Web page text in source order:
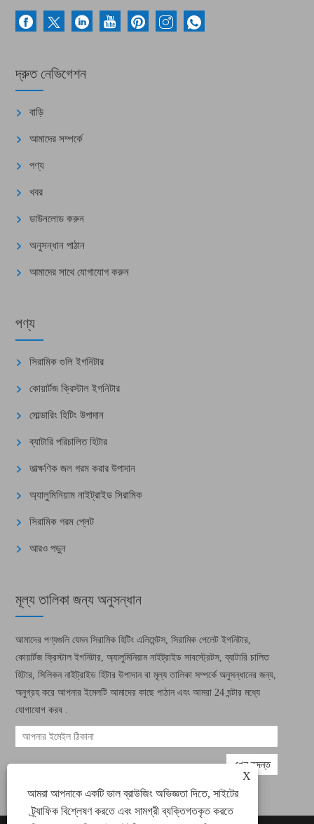
X
আমরা আপনাকে একটি ভাল ব্রাউজিং অভিজ্ঞতা দিতে, সাইটের
ট্র্যাফিক বিশ্লেষণ করতে এবং সামগ্রী ব্যক্তিগতকৃত করতে
দ্রুত নেভিগেশন
বাড়ি
আমাদের সম্পর্কে
পণ্য
খবর
ডাউনলোড করুন
অনুসন্ধান পাঠান
আমাদের সাথে যোগাযোগ করুন
পণ্য
সিরামিক গুলি ইগনিটার
কোয়ার্টজ ক্রিস্টাল ইগনিটার
সোল্ডারিং হিটিং উপাদান
ব্যাটারি পরিচালিত হিটার
তাত্ক্ষণিক জল গরম করার উপাদান
অ্যালুমিনিয়াম নাইট্রাইড সিরামিক
সিরামিক গরম প্লেট
আরও পড়ুন
মূল্য তালিকা জন্য অনুসন্ধান
আমাদের পণ্যগুলি যেমন সিরামিক হিটিং এলিমেন্টস, সিরামিক পেলেট ইগনিটার,
কোয়ার্টজ ক্রিস্টাল ইগনিটার, অ্যালুমিনিয়াম নাইট্রাইড সাবস্ট্রেটস, ব্যাটারি চালিত
হিটার, সিলিকন নাইট্রাইড হিটার উপাদান বা মূল্য তালিকা সম্পর্কে অনুসন্ধানের জন্য,
অনুগ্রহ করে আপনার ইমেলটি আমাদের কাছে পাঠান এবং আমরা 24 ঘন্টার মধ্যে
যোগাযোগ করব .